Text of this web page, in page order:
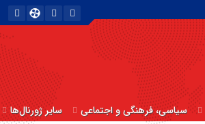
سیاسی، فرهنگی و اجتماعی سایر ژورنال‌ها